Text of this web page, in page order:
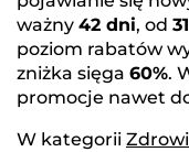
ważny 42 dni, od
poziom rabatów
zniżka sięga 60%.
promocje nawet
W kategorii